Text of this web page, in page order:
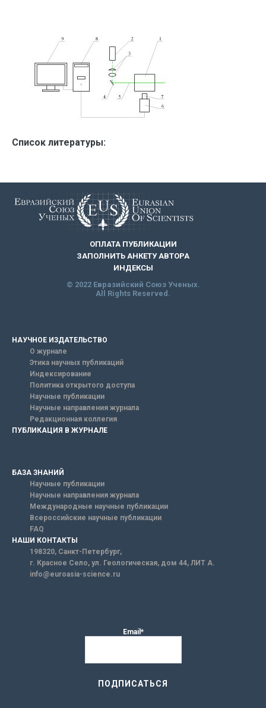
Список литературы:
ОПЛАТА ПУБЛИКАЦИИ
ЗАПОЛНИТЬ АНКЕТУ АВТОРА
ИНДЕКСЫ
© 2022 Евразийский Союз Ученых.
All Rights Reserved.
НАУЧНОЕ ИЗДАТЕЛЬСТВО
О журнале
Этика научных публикаций
Индексирование
Политика открытого доступа
Научные публикации
Научные направления журнала
Редакционная коллегия
ПУБЛИКАЦИЯ В ЖУРНАЛЕ
БАЗА ЗНАНИЙ
Научные публикации
Научные направления журнала
Международные научные публикации
Всероссийские научные публикации
FAQ
НАШИ КОНТАКТЫ
198320, Санкт-Петербург,
г. Красное Село, ул. Геологическая, дом 44, ЛИТ А.
info@euroasia-science.ru
Email*